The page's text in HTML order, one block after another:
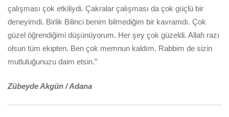
çalışması çok etkiliydi. Çakralar çalışması da çok güçlü bir
deneyimdi. Birlik Bilinci benim bilmediğim bir kavramdı. Çok
güzel öğrendiğimi düşünüyorum. Her şey çok güzeldi. Allah razı
olsun tüm ekipten. Ben çok memnun kaldım. Rabbim de sizin
mutluluğunuzu daim etsin.”
Zübeyde Akgün / Adana